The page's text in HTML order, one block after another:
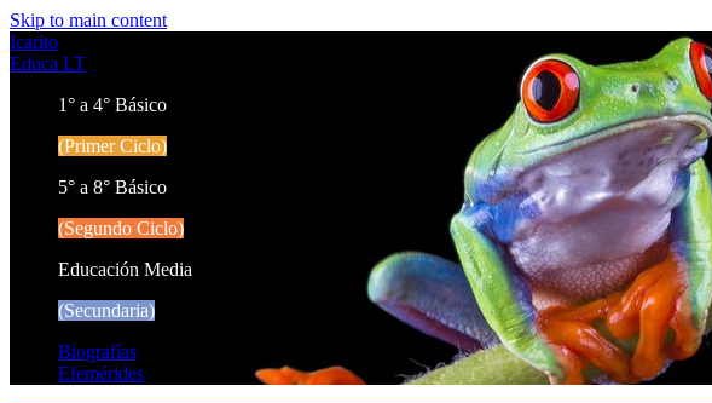
Skip to main content
Icarito
Educa LT
1° a 4° Básico
(Primer Ciclo)
5° a 8° Básico
(Segundo Ciclo)
Educación Media
(Secundaria)
Biografías
Efemérides